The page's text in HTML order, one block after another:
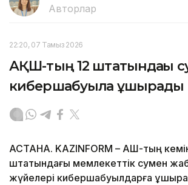
Авторлар
22:20, 07 Тамыз 2026
АҚШ-тың 12 штатындағы
кибершабуылға ұшырады
АСТАНА. KAZINFORM – АҚШ-тың
штатындағы мемлекеттік сумен
жүйелері кибершабуылдарға